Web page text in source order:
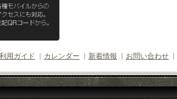
用ガイド カレンダー 新着情報 お問い合わせ